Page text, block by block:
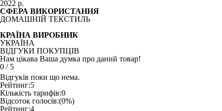
2022 р.
СФЕРА ВИКОРИСТАННЯ
ДОМАШНІЙ ТЕКСТИЛЬ
КРАЇНА ВИРОБНИК
УКРАЇНА
ВІДГУКИ ПОКУПЦІВ
Нам цікава Ваша думка про даний товар!
0 / 5
Відгуків поки що нема.
Рейтинг:5
Кількість тарифів:0
Відсоток голосів:(0%)
Рейтинг:4